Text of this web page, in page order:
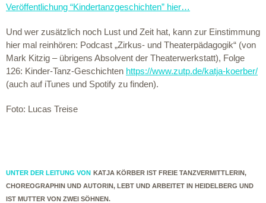
Veröffentlichung “Kindertanzgeschichten” hier…
Und wer zusätzlich noch Lust und Zeit hat, kann zur Einstimmung
hier mal reinhören: Podcast „Zirkus- und Theaterpädagogik“ (von
Mark Kitzig – übrigens Absolvent der Theaterwerkstatt), Folge
126: Kinder-Tanz-Geschichten https://www.zutp.de/katja-koerber/
(auch auf iTunes und Spotify zu finden).
Foto: Lucas Treise
UNTER DER LEITUNG VON KATJA KÖRBER IST FREIE TANZVERMITTLERIN,
CHOREOGRAPHIN UND AUTORIN, LEBT UND ARBEITET IN HEIDELBERG UND
IST MUTTER VON ZWEI SÖHNEN.